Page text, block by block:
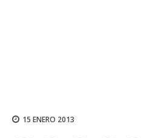
15 ENERO 2013